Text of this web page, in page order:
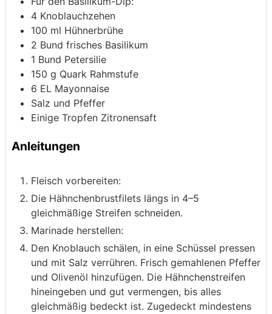
4 Knoblauchzehen
100 ml Hühnerbrühe
2 Bund frisches Basilikum
1 Bund Petersilie
150 g Quark Rahmstufe
6 EL Mayonnaise
Salz und Pfeffer
Einige Tropfen Zitronensaft
Anleitungen
Fleisch vorbereiten:
Die Hähnchenbrustfilets längs in 4–5
gleichmäßige Streifen schneiden.
Marinade herstellen:
Den Knoblauch schälen, in eine Schüssel pressen
und mit Salz verrühren. Frisch gemahlenen Pfeffer
und Olivenöl hinzufügen. Die Hähnchenstreifen
hineingeben und gut vermengen, bis alles
gleichmäßig bedeckt ist. Zugedeckt mindestens